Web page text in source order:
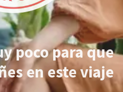
poco para que
en este viaje